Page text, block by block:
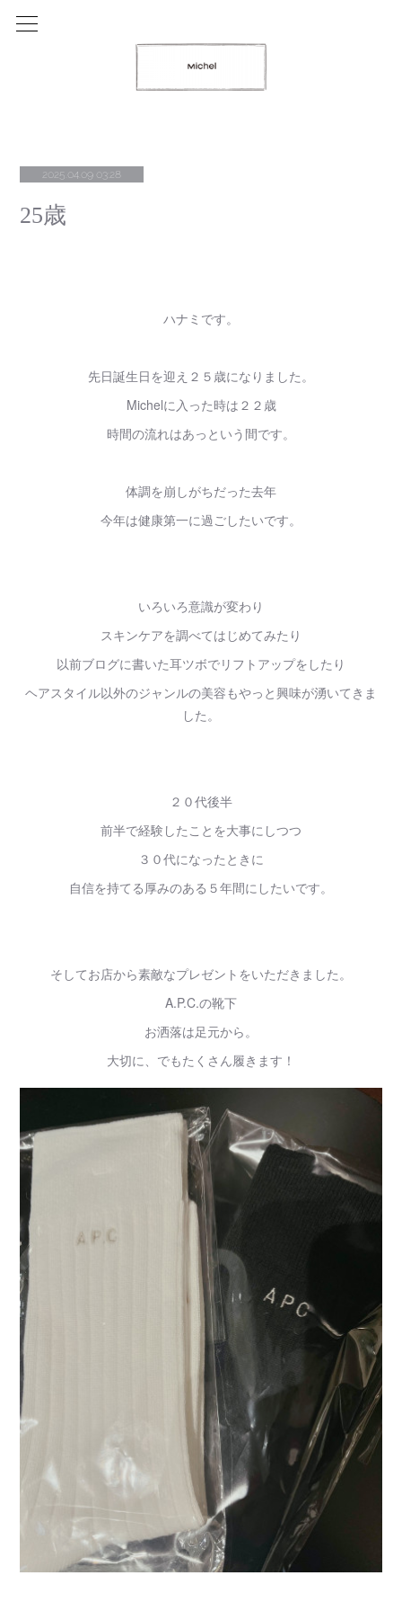
2025.04.09 03:28
25歳
ハナミです。
先日誕生日を迎え２５歳になりました。
Michelに入った時は２２歳
時間の流れはあっという間です。
体調を崩しがちだった去年
今年は健康第一に過ごしたいです。
いろいろ意識が変わり
スキンケアを調べてはじめてみたり
以前ブログに書いた耳ツボでリフトアップをしたり
ヘアスタイル以外のジャンルの美容もやっと興味が湧いてきま
した。
２０代後半
前半で経験したことを大事にしつつ
３０代になったときに
自信を持てる厚みのある５年間にしたいです。
そしてお店から素敵なプレゼントをいただきました。
A.P.C.の靴下
お洒落は足元から。
大切に、でもたくさん履きます！